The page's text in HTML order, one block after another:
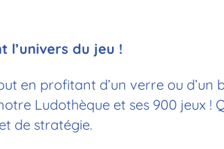
l’univers du jeu !
en profitant d’un verre ou
Ludothèque et ses 900 jeux
de stratégie.